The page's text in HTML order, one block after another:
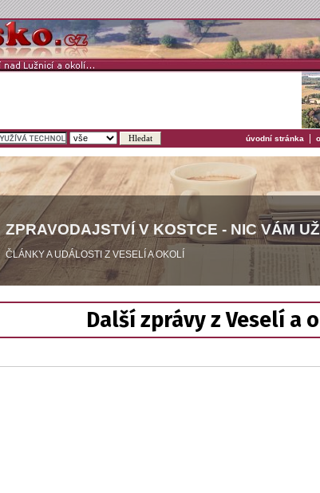
úvodní stránka |
ZPRAVODAJSTVÍ V KOSTCE - NIC VÁM
ČLÁNKY A UDÁLOSTI Z VESELÍ A OKOLÍ
Další zprávy z Veselí a